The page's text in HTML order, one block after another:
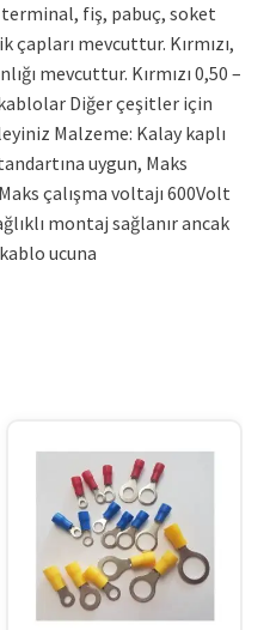
fiş, pabuç, soket
çapları mevcuttur. Kırmızı,
mevcuttur. Kırmızı 0,50 –
kablolar Diğer çeşitler için
Malzeme: Kalay kaplı
uygun, Maks
çalışma voltajı 600Volt
montaj sağlanır ancak
ucuna